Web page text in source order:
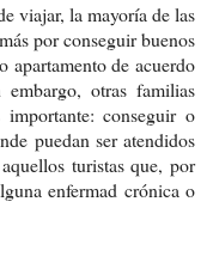
viajar, la mayoría de las
por conseguir buenos
apartamento de acuerdo
embargo, otras familias
conseguir o
puedan ser atendidos
turistas que, por
enfermad crónica o